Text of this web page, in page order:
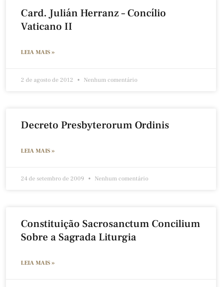
Card. Julián Herranz – Concílio
Vaticano II
LEIA MAIS »
2 de agosto de 2012 Nenhum comentário
Decreto Presbyterorum Ordinis
LEIA MAIS »
24 de setembro de 2009 Nenhum comentário
Constituição Sacrosanctum Concilium
Sobre a Sagrada Liturgia
LEIA MAIS »